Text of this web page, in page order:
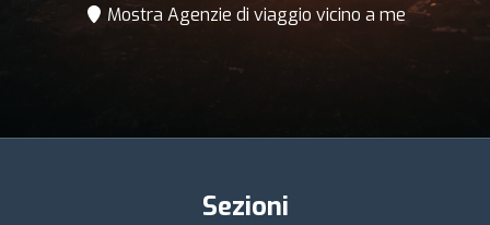
Mostra Agenzie di viaggio vicino a me
Sezioni